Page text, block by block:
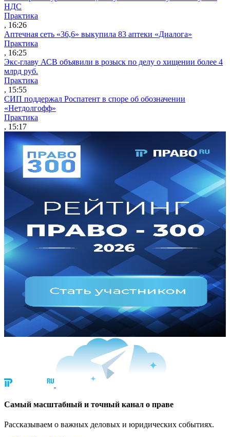
НДС
Практика
, 16:26
Аптечная сеть «36,6» выкупила 83 аптеки «Диалога»
Практика
, 16:25
Экс-главу АСВ объявили в розыск по делу о хищении более 4
млрд руб.
Практика
, 15:55
СИП поддержал Роспатент в споре об обозначении
«Нетдолгофф»
Практика
, 15:17
Cамый масштабный и точный канал о праве
Рассказываем о важных деловых и юридических событиях.